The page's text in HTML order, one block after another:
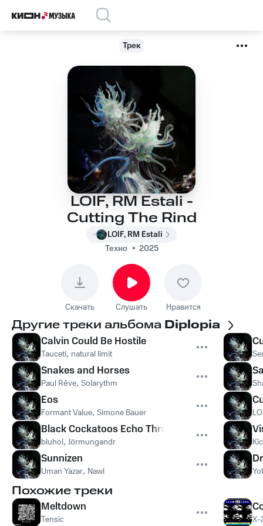
Трек
LOIF, RM Estali -
Cutting The Rind
LOIF, RM Estali
Техно
2025
Скачать Слушать Нравится
Другие треки альбома Diplopia
Calvin Could Be Hostile
Tauceti, natural limit
Snakes and Horses
Paul Rêve, Solarythm
Eos
Formant Value, Simone Bauer
Black Cockatoos Echo Through a Burnt Canopy
bluhol, Jörmungandr
Sunnizen
Uman Yazar, Nawl
Похожие треки
Meltdown
Tensic X-